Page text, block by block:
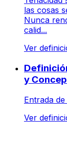
las cosas
Nunca
calid...
Ver
y
Entrada
Ver